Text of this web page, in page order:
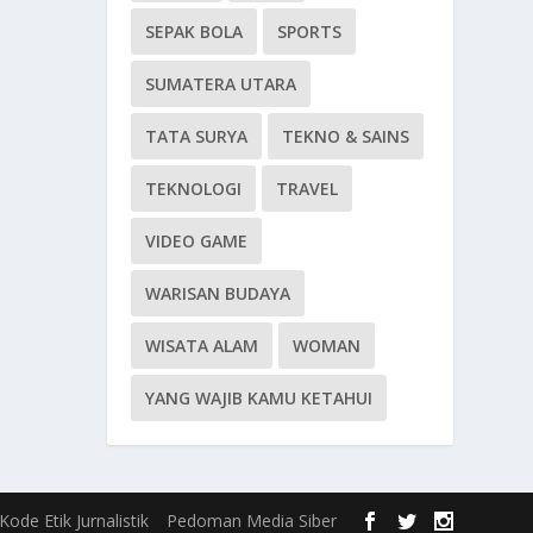
SEPAK BOLA SPORTS
SUMATERA UTARA
TATA SURYA TEKNO & SAINS
TEKNOLOGI TRAVEL
VIDEO GAME
WARISAN BUDAYA
WISATA ALAM WOMAN
YANG WAJIB KAMU KETAHUI
Kode Etik Jurnalistik Pedoman Media Siber